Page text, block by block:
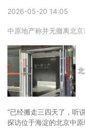
2026-05-20 14:05
中原地产称并无撤离北京
“已经搬走三四天了，听
探访位于海淀的北京中